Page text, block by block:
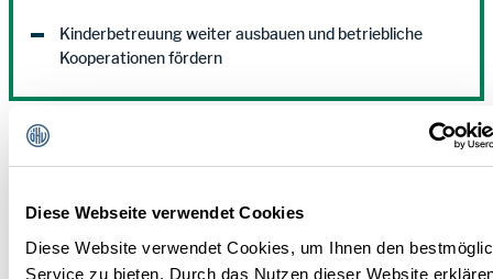
Diese Webseite verwendet Cookies
Diese Website verwendet Cookies, um Ihnen den
Service zu bieten. Durch das Nutzen dieser Website
Kinderbetreuung weiter ausbauen und betriebliche
Kooperationen fördern
Modelle und Initiativen für Ganzjahresbeschäftigung in Zwei-
Saison-Betrieben
Mehr Ganzjahresbeschäftigung ist das gemeinsame Ziel vieler
Arbeitnehmer:innen und Arbeitgeber:innen im Tourismus. Doch
gerade in Zwei-Saison-Betrieben bestehen mehrere Wochen bis